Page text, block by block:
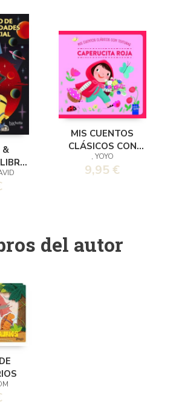
&
MIS CUENTOS
CLÁSICOS CON
TEXTURAS.
CAPERUCITA ROJA
, YOYO
9,95 €
del autor